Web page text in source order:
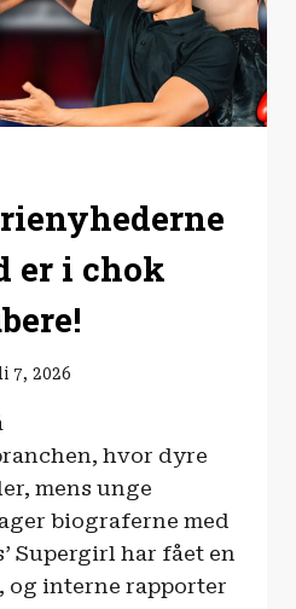
er i chok
7, 2026
hvor dyre
mens unge
biograferne med
Supergirl har fået en
interne rapporter